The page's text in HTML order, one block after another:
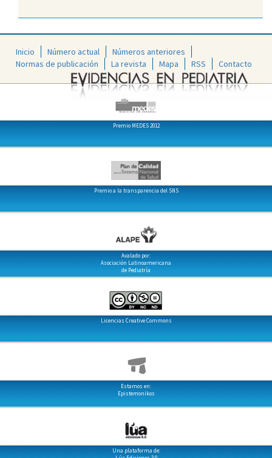
Inicio Número actual
Números anteriores
Normas de publicación
La revista Mapa RSS Contacto
Premio MEDES 2012
Premio a la transparencia del SNS
Avalado por:
Asociación Latinoamericana
de Pediatría
Licencias Creative Commons
Estamos en:
Epistemonikos
Una plataforma de: